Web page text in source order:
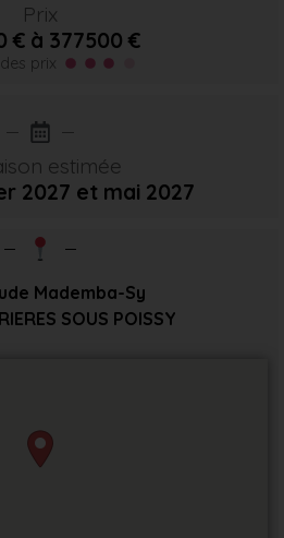
Prix
€ à 377500 €
prix
estimée
2027 et mai 2027
Mademba-Sy
SOUS POISSY